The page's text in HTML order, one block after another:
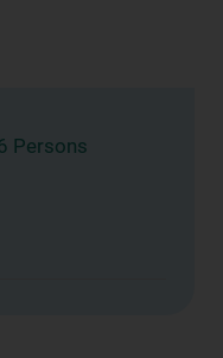
Persons